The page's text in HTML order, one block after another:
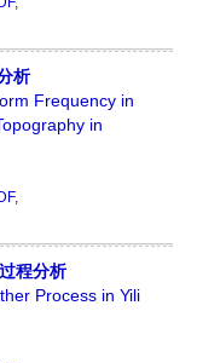
析
Frequency in
in
,
程分析
Process in Yili